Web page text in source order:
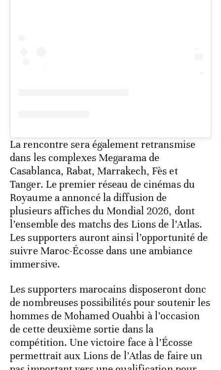
La rencontre sera également retransmise
dans les complexes Megarama de
Casablanca, Rabat, Marrakech, Fès et
Tanger. Le premier réseau de cinémas du
Royaume a annoncé la diffusion de
plusieurs affiches du Mondial 2026, dont
l’ensemble des matchs des Lions de l’Atlas.
Les supporters auront ainsi l’opportunité de
suivre Maroc-Écosse dans une ambiance
immersive.
Les supporters marocains disposeront donc
de nombreuses possibilités pour soutenir les
hommes de Mohamed Ouahbi à l’occasion
de cette deuxième sortie dans la
compétition. Une victoire face à l’Écosse
permettrait aux Lions de l’Atlas de faire un